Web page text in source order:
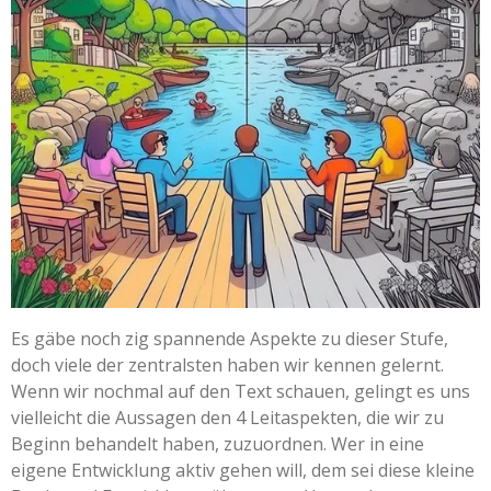
Es gäbe noch zig spannende Aspekte zu dieser Stufe,
doch viele der zentralsten haben wir kennen gelernt.
Wenn wir nochmal auf den Text schauen, gelingt es uns
vielleicht die Aussagen den 4 Leitaspekten, die wir zu
Beginn behandelt haben, zuzuordnen. Wer in eine
eigene Entwicklung aktiv gehen will, dem sei diese kleine